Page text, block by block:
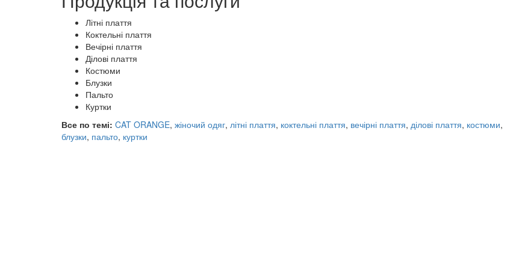
Літні плаття
Коктельні плаття
Вечірні плаття
Ділові плаття
Костюми
Блузки
Пальто
Куртки
Все по темі: CAT ORANGE, жіночий одяг, літні плаття, коктельні плаття, вечірні плаття, ділові плаття, костюми,
блузки, пальто, куртки